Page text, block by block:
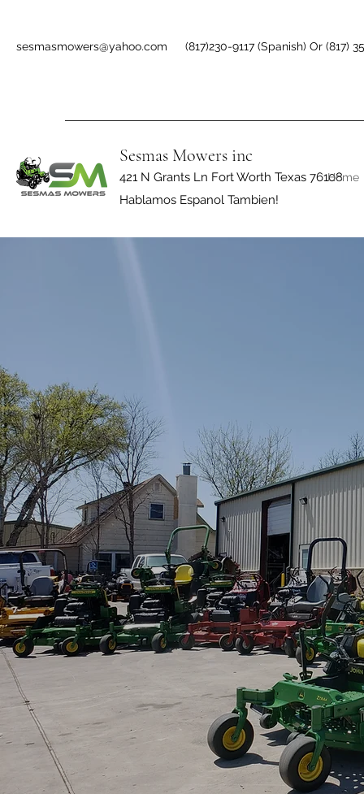
sesmasmowers@yahoo.com (817)230-9117 (Spanish) Or (817)
Sesmas Mowers inc
421 N Grants Ln Fort Worth Texas 76108
Hablamos Espanol Tambien!
Home